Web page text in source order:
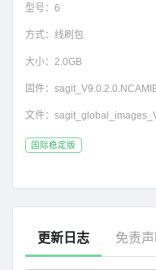
型号： 6
方式： 线刷包
大小： 2.0GB
固件：
文件：
国际稳定版
更新日志 免责声